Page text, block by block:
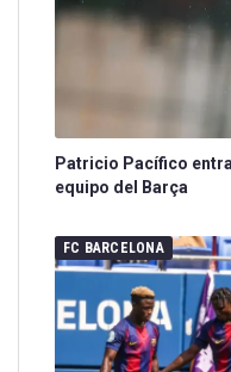
Patricio Pacífico
equipo del Barça
FC BARCELONA